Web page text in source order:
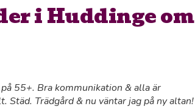
i Huddinge om
55+. Bra kommunikation & alla är
Trädgård & nu väntar jag på ny altan!